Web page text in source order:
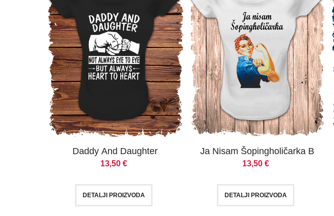
Daddy And Daughter
13,50 €
DETALJI PROIZVODA
Ja Nisam Šopingholičarka B
13,50 €
DETALJI PROIZVODA